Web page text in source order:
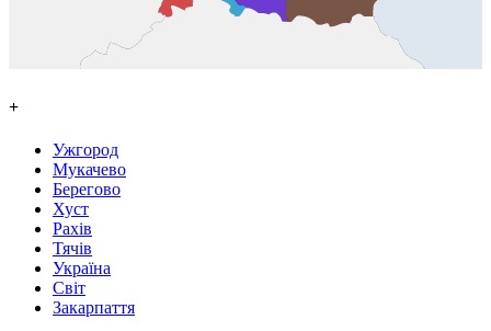
+
Ужгород
Мукачево
Берегово
Хуст
Рахів
Тячів
Україна
Світ
Закарпаття